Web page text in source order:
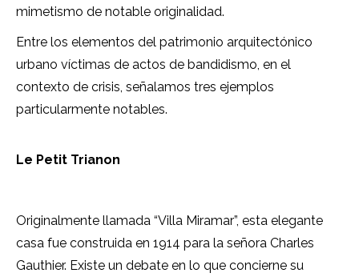
mimetismo de notable originalidad.
Entre los elementos del patrimonio arquitectónico
urbano víctimas de actos de bandidismo, en el
contexto de crisis, señalamos tres ejemplos
particularmente notables.
Le Petit Trianon
Originalmente llamada “Villa Miramar”, esta elegante
casa fue construida en 1914 para la señora Charles
Gauthier. Existe un debate en lo que concierne su